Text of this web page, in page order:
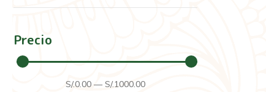
Precio
S/.0.00 —S/.1000.00